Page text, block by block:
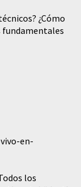
¿Cómo
fundamentales
en-
los